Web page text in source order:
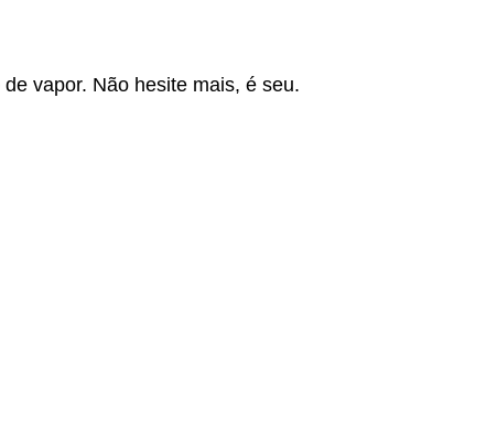
vapor. Não hesite mais, é seu.